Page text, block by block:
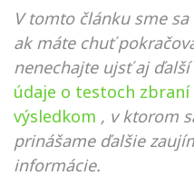
V tomto článku sme
ak máte chuť
nenechajte ujsť aj
údaje o testoch
výsledkom , v ktorom
prinášame ďalšie
informácie.